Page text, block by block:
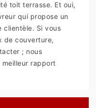
toit terrasse. Et oui,
qui propose un
clientèle. Si vous
de couverture,
; nous
rapport